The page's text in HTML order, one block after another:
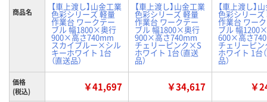
商品名 【車上渡し】山金工業
色彩シリーズ 軽量
作業台 ワークテー
ブル 幅1800×奥行
900×高さ740mm
スカイブルー×シル
キーホワイト 1台
（直送品）
【車上渡し】山金工業
色彩シリーズ 軽量
作業台 ワークテー
ブル 幅1800×奥行
900×高さ740mm
チェリーピンク×S
ホワイト 1台（直送
品）
【車上渡し】
色彩シリーズ
作業台 ワー
ブル 幅
600×高さ
チェリーピ
ホワイト 1台
品）
価格
(税込)
￥41,697 ￥34,617 ￥